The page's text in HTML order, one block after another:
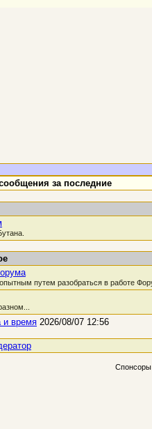
за последние
путем разобраться в работе
и время 2026/08/07 12:56
Спонсоры